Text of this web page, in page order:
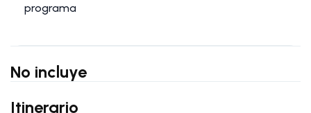
programa
No incluye
Itinerario